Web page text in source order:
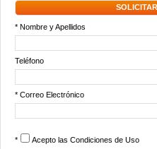
* Nombre y Apellidos
Teléfono
* Correo Electrónico
* Acepto las Condiciones de Uso